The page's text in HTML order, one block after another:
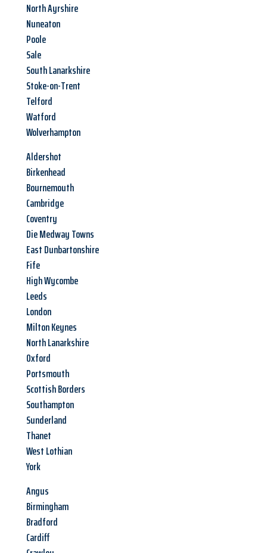
North Ayrshire
Nuneaton
Poole
Sale
South Lanarkshire
Stoke-on-Trent
Telford
Watford
Wolverhampton
Aldershot
Birkenhead
Bournemouth
Cambridge
Coventry
Die Medway Towns
East Dunbartonshire
Fife
High Wycombe
Leeds
London
Milton Keynes
North Lanarkshire
Oxford
Portsmouth
Scottish Borders
Southampton
Sunderland
Thanet
West Lothian
York
Angus
Birmingham
Bradford
Cardiff